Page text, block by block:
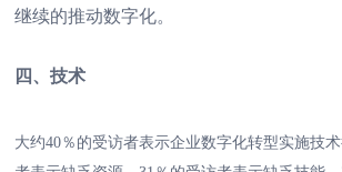
继续的推动数字化。
四、技术
大约40％的受访者表示企业数字化转型实施技